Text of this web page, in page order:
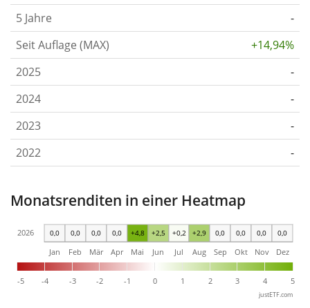
5 Jahre
-
Seit Auflage (MAX)
+14,94%
2025
-
2024
-
2023
-
2022
-
Monatsrenditen in einer Heatmap
0,0 0,0 0,0 0,0 +4,8 +2,5 +0,2 +2,9 0,0 0,0 0,0 0,0
-5 -4 -3 -2 -1 0 1 2 3 4 5
Jan Feb Mär Apr Mai Jun Jul Aug Sep Okt Nov Dez
2026
justETF.com